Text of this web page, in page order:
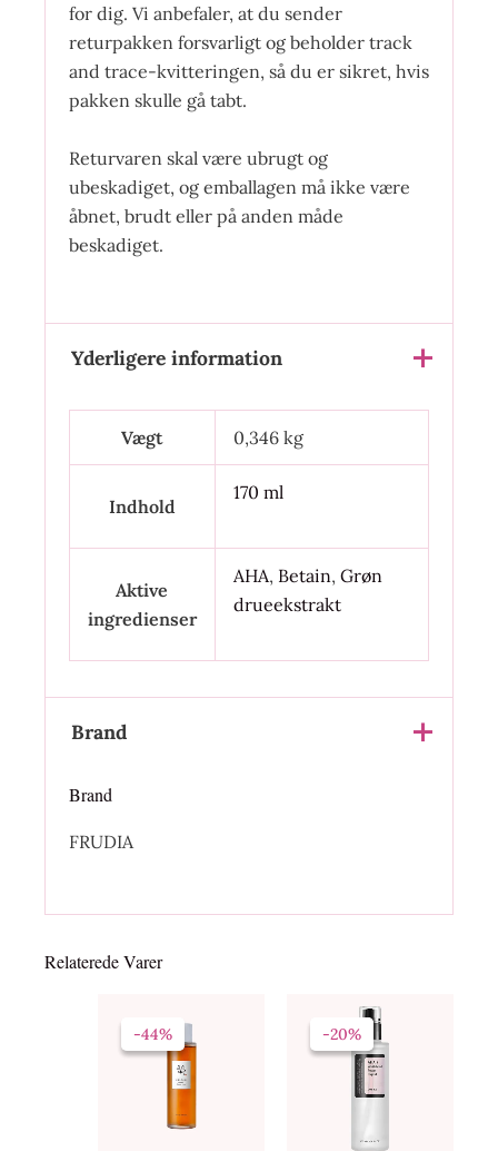
for dig. Vi anbefaler, at du sender
returpakken forsvarligt og beholder track
and trace-kvitteringen, så du er sikret, hvis
pakken skulle gå tabt.
Returvaren skal være ubrugt og
ubeskadiget, og emballagen må ikke være
åbnet, brudt eller på anden måde
beskadiget.
Yderligere information
Vægt 0,346 kg
Indhold
170 ml
Aktive
ingredienser
AHA, Betain, Grøn
drueekstrakt
Brand
Brand
FRUDIA
Relaterede Varer
-44%
-44%
oprindelige
pris
var:
189,00kr..
-20%
-20%
Den
oprindelige
pris
var:
189,00kr..